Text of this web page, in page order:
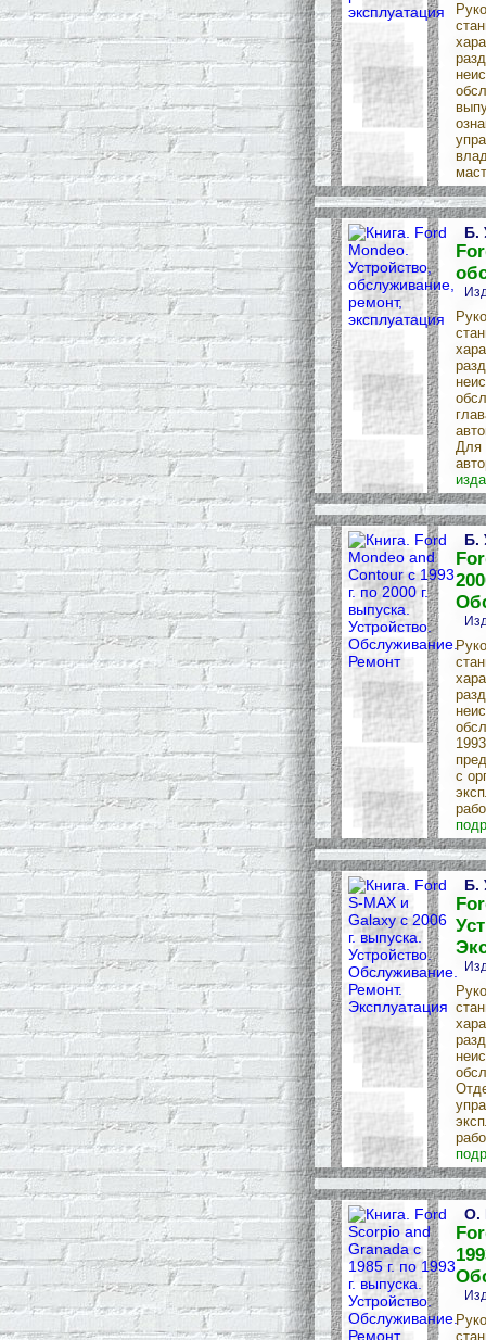
Б.
Для
Б.
с
Б.
О.